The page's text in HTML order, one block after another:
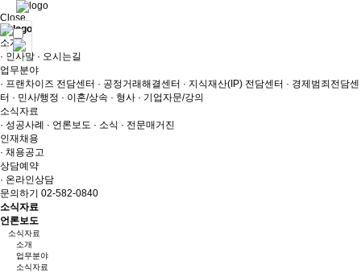
Close
소개
· 인사말 · 오시는길
업무분야
· 프랜차이즈 전담센터 · 공정거래해결센터 · 지식재산(IP) 전담센터 · 경제범죄전담센
터 · 민사/행정 · 이혼/상속 · 형사 · 기업자문/강의
소식자료
· 성공사례 · 언론보도 · 소식 · 전문매거진
인재채용
· 채용공고
상담예약
· 온라인상담
문의하기 02-582-0840
소식자료
언론보도
소식자료
소개
업무분야
소식자료